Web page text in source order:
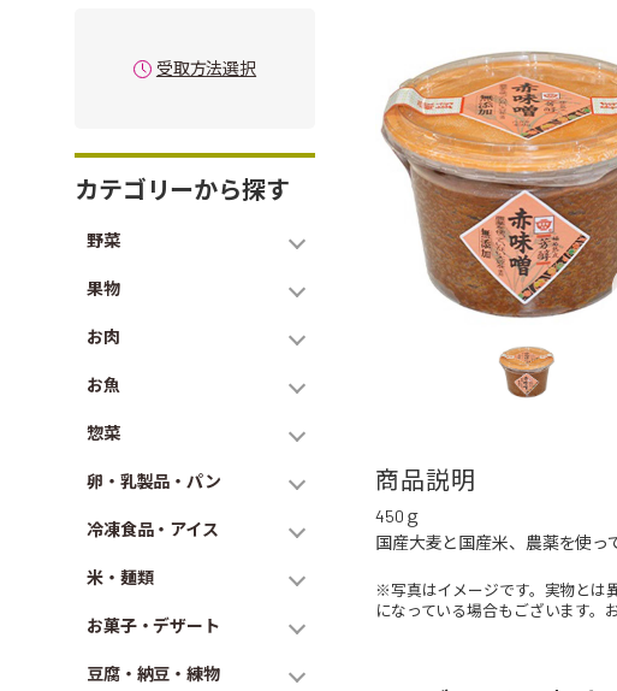
受取方法選択
カテゴリーから探す
野菜
果物
お肉
お魚
惣菜
卵・乳製品・パン
冷凍食品・アイス
米・麺類
お菓子・デザート
豆腐・納豆・練物
商品説明
450ｇ
国産大麦と国産米、農薬を使っ
※写真はイメージです。実物とは
になっている場合もございます。